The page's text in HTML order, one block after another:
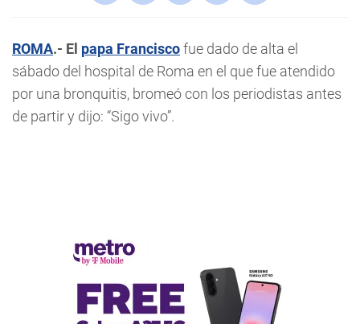
ROMA.- El papa Franciscofue dado de alta el
sábado del hospital de Roma en el que fue atendido
por una bronquitis, bromeó con los periodistas antes
de partir y dijo: “Sigo vivo”.